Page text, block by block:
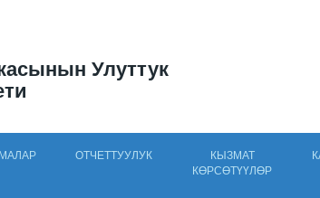
Улуттук
ОТЧЕТТУУЛУК
КЫЗМАТ
КӨРСӨТҮҮЛӨР